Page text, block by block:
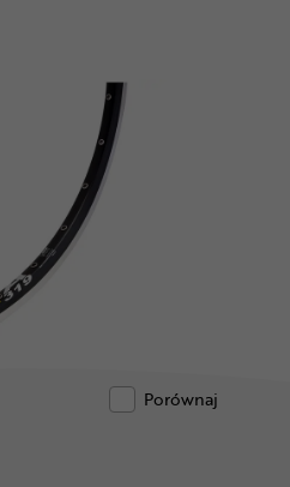
Porównaj